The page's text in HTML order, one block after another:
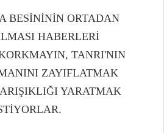
BESİNİNİN ORTADAN
HABERLERİ
TANRI'NIN
ZAYIFLATMAK
YARATMAK